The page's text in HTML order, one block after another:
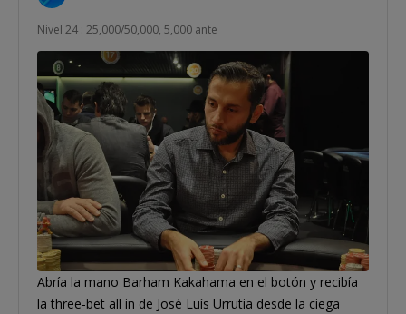
Nivel 24 : 25,000/50,000, 5,000 ante
Abría la mano Barham Kakahama en el botón y recibía
la three-bet all in de José Luís Urrutia desde la ciega